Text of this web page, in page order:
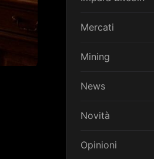
Mercati
Mining
News
Novità
Opinioni